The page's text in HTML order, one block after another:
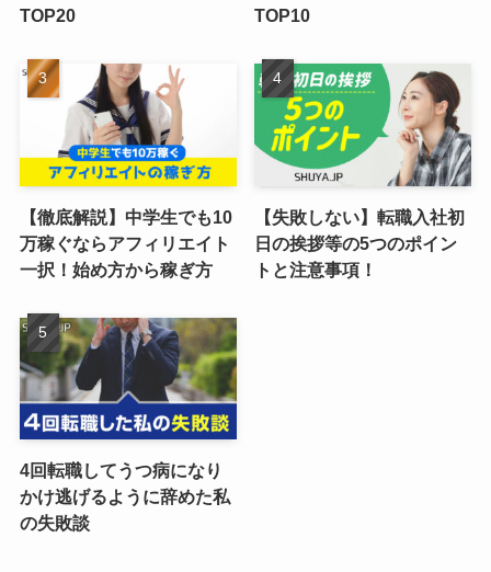
TOP20
TOP10
【徹底解説】中学生でも10
万稼ぐならアフィリエイト
一択！始め方から稼ぎ方
【失敗しない】転職入社初
日の挨拶等の5つのポイン
トと注意事項！
4回転職してうつ病になり
かけ逃げるように辞めた私
の失敗談